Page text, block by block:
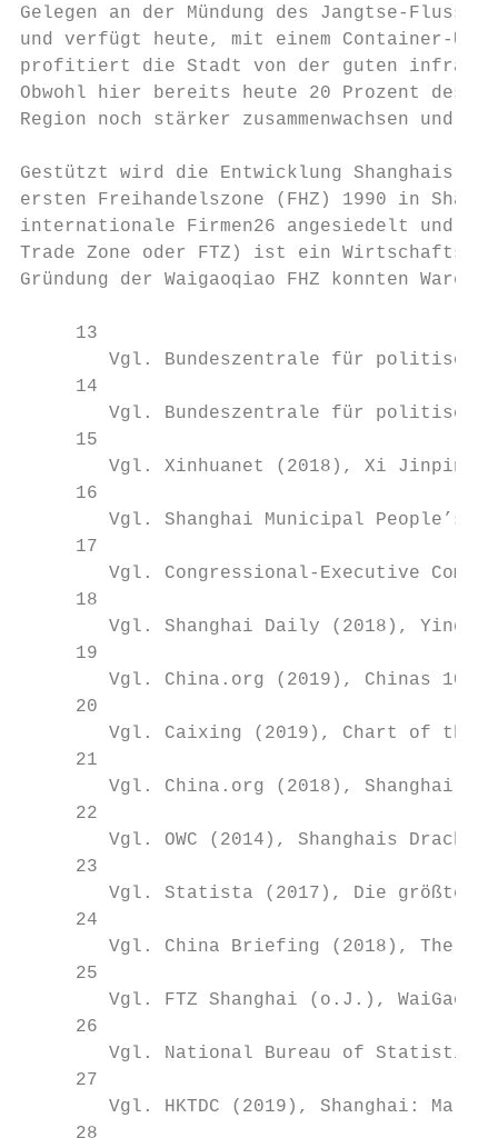
Gelegen an der Mündung des Jangtse-
und verfügt heute, mit einem Container-
profitiert die Stadt von der guten
Obwohl hier bereits heute 20 Prozent
Region noch stärker zusammenwachsen
Gestützt wird die Entwicklung Shanghais
ersten Freihandelszone (FHZ) 1990 in
internationale Firmen26 angesiedelt und
Trade Zone oder FTZ) ist ein
Gründung der Waigaoqiao FHZ konnten
     13
Vgl. Bundeszentrale für
     14
Vgl. Bundeszentrale für
     15
Vgl. Xinhuanet (2018), Xi
     16
Vgl. Shanghai Municipal People’s
     17
Vgl. Congressional-Executive
     18
Vgl. Shanghai Daily (2018), Ying
     19
Vgl. China.org (2019), Chinas 10
     20
Vgl. Caixing (2019), Chart of the
     21
Vgl. China.org (2018), Shanghai
     22
Vgl. OWC (2014), Shanghais
     23
Vgl. Statista (2017), Die größten
     24
Vgl. China Briefing (2018), The
     25
Vgl. FTZ Shanghai (o.J.),
     26
Vgl. National Bureau of
     27
Vgl. HKTDC (2019), Shanghai:
     28